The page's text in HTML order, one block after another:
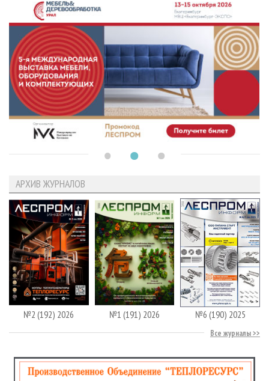
АРХИВ ЖУРНАЛОВ
№2 (192) 2026 №1 (191) 2026 №6 (190) 2025
Все журналы